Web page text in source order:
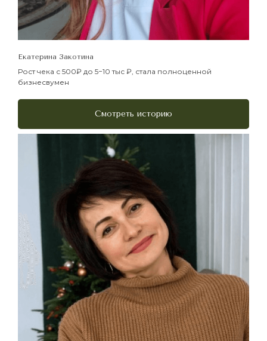
Екатерина Закотина
Рост чека с 500₽ до 5−10 тыс ₽, стала полноценной
бизнесвумен
Смотреть историю